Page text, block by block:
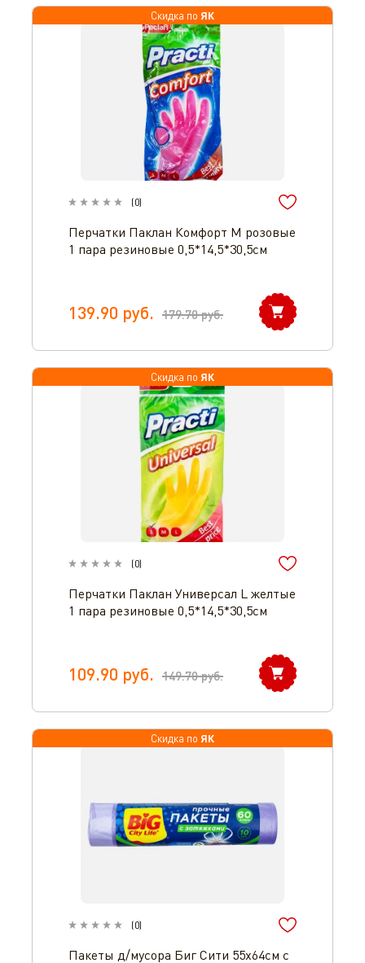
Скидка по ЯК
(0)
Перчатки Паклан Комфорт M розовые
1 пара резиновые 0,5*14,5*30,5см
139.90 руб. 179.70руб.
Скидка по ЯК
(0)
Перчатки Паклан Универсал L желтые
1 пара резиновые 0,5*14,5*30,5см
109.90 руб. 149.70руб.
Скидка по ЯК
(0)
Пакеты д/мусора Биг Сити 55х64см с